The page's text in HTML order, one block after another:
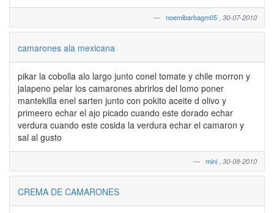
noemibarbagm05 30-07-2010
camarones ala mexicana
pikar la cobolla alo largo junto conel tomate y chile morron y
jalapeno pelar los camarones abrirlos del lomo poner
mantekilla enel sarten junto con pokito aceite d olivo y
primeero echar el ajo picado cuando este dorado echar
verdura cuando este cosida la verdura echar el camaron y
sal al gusto
mini 30-08-2010
CREMA DE CAMARONES